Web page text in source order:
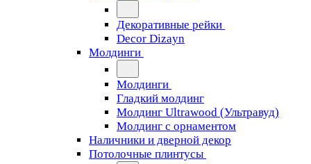
Декоративные рейки
Decor Dizayn
Молдинги
Молдинги
Гладкий молдинг
Молдинг Ultrawood (Ультравуд)
Молдинг с орнаментом
Наличники и дверной декор
Потолочные плинтусы